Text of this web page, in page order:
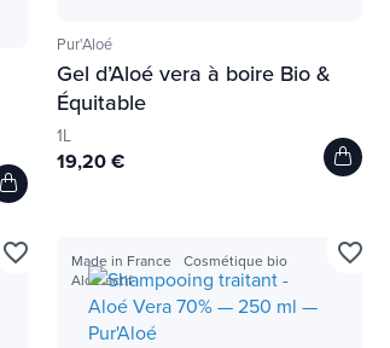
Pur'Aloé
Gel d’Aloé vera à boire Bio &
Équitable
1L
19,20 €
favorite_border Made in France
Cosmétique bio
Aloe actif
favorite_border